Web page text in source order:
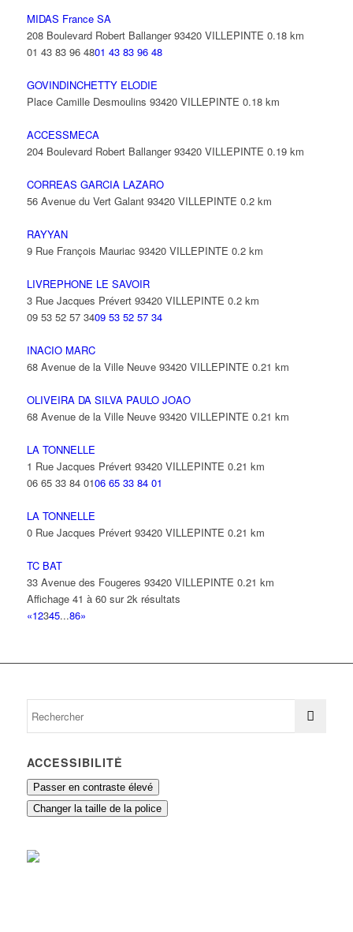
MIDAS France SA
208 Boulevard Robert Ballanger 93420 VILLEPINTE 0.18 km
01 43 83 96 4801 43 83 96 48
GOVINDINCHETTY ELODIE
Place Camille Desmoulins 93420 VILLEPINTE 0.18 km
ACCESSMECA
204 Boulevard Robert Ballanger 93420 VILLEPINTE 0.19 km
CORREAS GARCIA LAZARO
56 Avenue du Vert Galant 93420 VILLEPINTE 0.2 km
RAYYAN
9 Rue François Mauriac 93420 VILLEPINTE 0.2 km
LIVREPHONE LE SAVOIR
3 Rue Jacques Prévert 93420 VILLEPINTE 0.2 km
09 53 52 57 3409 53 52 57 34
INACIO MARC
68 Avenue de la Ville Neuve 93420 VILLEPINTE 0.21 km
OLIVEIRA DA SILVA PAULO JOAO
68 Avenue de la Ville Neuve 93420 VILLEPINTE 0.21 km
LA TONNELLE
1 Rue Jacques Prévert 93420 VILLEPINTE 0.21 km
06 65 33 84 0106 65 33 84 01
LA TONNELLE
0 Rue Jacques Prévert 93420 VILLEPINTE 0.21 km
TC BAT
33 Avenue des Fougeres 93420 VILLEPINTE 0.21 km
Affichage 41 à 60 sur 2k résultats
«12345...86»
ACCESSIBILITÉ
Passer en contraste élevé
Changer la taille de la police